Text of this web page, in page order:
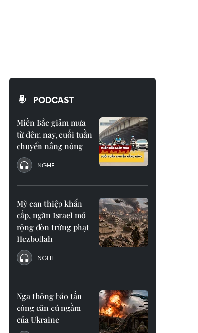
PODCAST
Miền Bắc giảm mưa
từ đêm nay, cuối tuần
chuyển nắng nóng
NGHE
Mỹ can thiệp khẩn
cấp, ngăn Israel mở
rộng đòn trừng phạt
Hezbollah
NGHE
Nga thông báo tấn
công căn cứ ngầm
của Ukraine